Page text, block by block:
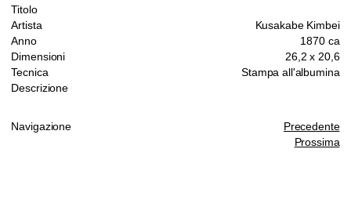
Titolo
Artista
Kusakabe Kimbei
Anno
1870 ca
Dimensioni
26,2 x 20,6
Tecnica
Stampa all'albumina
Descrizione
Navigazione
Precedente
Prossima